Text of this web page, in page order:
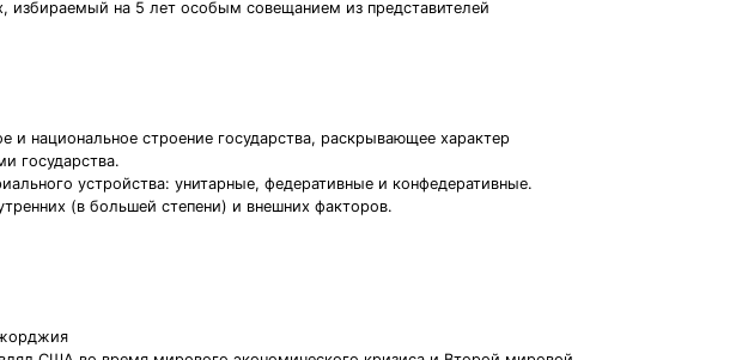
избираемый на 5 лет особым совещанием из представителей
национальное строение государства, раскрывающее характер
государства.
устройства: унитарные, федеративные и конфедеративные.
(в большей степени) и внешних факторов.